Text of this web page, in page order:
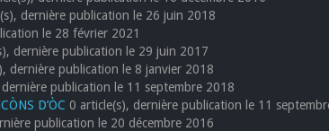
dernière publication le 26 juin 2018
le 28 février 2021
dernière publication le 29 juin 2017
dernière publication le 8 janvier 2018
publication le 11 septembre 2018
D’ÒC 0 article(s), dernière publication le 11
publication le 20 décembre 2016